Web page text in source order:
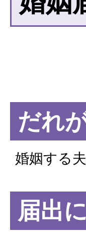
だれ
婚姻する
届出